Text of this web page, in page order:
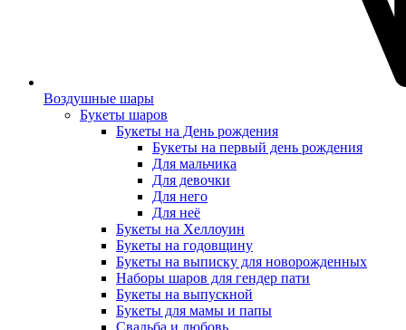
Воздушные шары
Букеты шаров
Букеты на День рождения
Букеты на первый день рождения
Для мальчика
Для девочки
Для него
Для неё
Букеты на Хеллоуин
Букеты на годовщину
Букеты на выписку для новорожденных
Наборы шаров для гендер пати
Букеты на выпускной
Букеты для мамы и папы
Свадьба и любовь